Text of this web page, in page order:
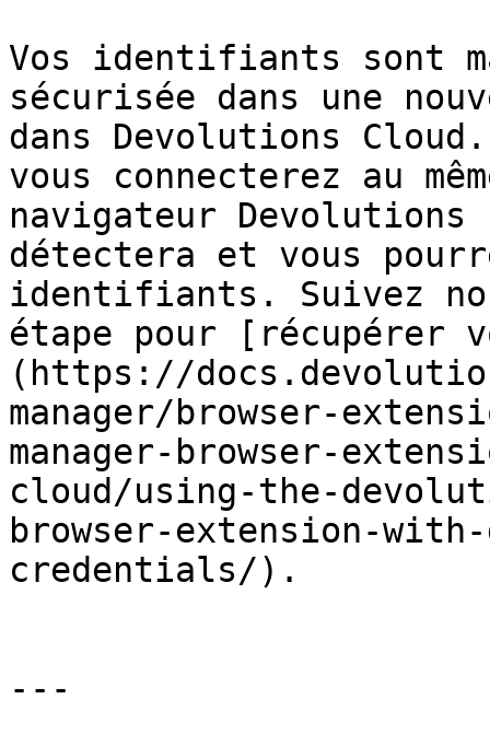
Vos identifiants sont
sécurisée dans une
dans Devolutions
vous connecterez au
navigateur Devolutions
détectera et vous
identifiants. Suivez
étape pour [récupérer
(https://
manager/browser-
manager-browser-
cloud/using-the-
browser-extension-
credentials/).
---